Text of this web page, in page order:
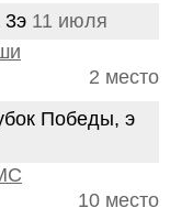
3э 11 июля
2 место
Победы, э
10 место